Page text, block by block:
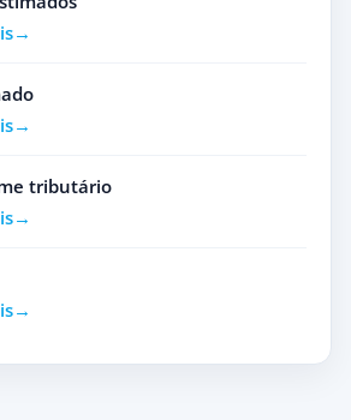
tributário